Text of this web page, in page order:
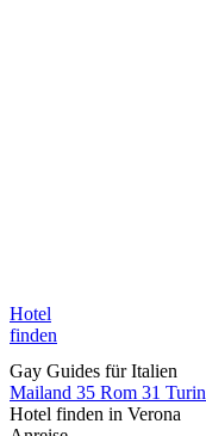
Hotel
finden
Gay Guides für Italien
Mailand 35 Rom 31 Turin
Hotel finden in Verona